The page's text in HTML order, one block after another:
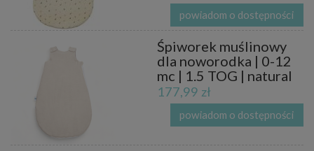
powiadom o dostępności
Śpiworek muślinowy
dla noworodka | 0-12
mc | 1.5 TOG | natural
177,99 zł
powiadom o dostępności